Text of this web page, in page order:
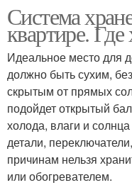
Велосипед в
Велосипед к
Сумка для
Система
квартире.
Идеальное место для
должно быть сухим,
скрытым от прямых
подойдет открытый
холода, влаги и
детали,
причинам нельзя
или обогревателем.